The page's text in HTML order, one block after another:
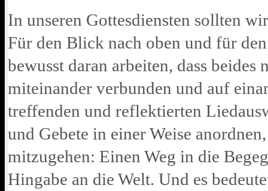
In unseren Gottesdiensten sollten
Für den Blick nach oben und für
bewusst daran arbeiten, dass
miteinander verbunden und auf
treffenden und reflektierten
und Gebete in einer Weise
mitzugehen: Einen Weg in die
Hingabe an die Welt. Und es